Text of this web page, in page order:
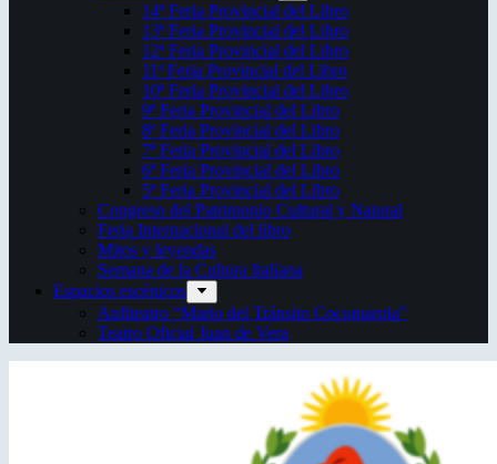
14ª Feria Provincial del Libro
13ª Feria Provincial del Libro
12ª Feria Provincial del Libro
11ª Feria Provincial del Libro
10ª Feria Provincial del Libro
9ª Feria Provincial del Libro
8ª Feria Provincial del Libro
7ª Feria Provincial del Libro
6ª Feria Provincial del Libro
5ª Feria Provincial del Libro
Congreso del Patrimonio Cultural y Natural
Feria Internacional del libro
Mitos y leyendas
Semana de la Cultura Italiana
Espacios escénicos
Anfiteatro “Mario del Tránsito Cocomarola”
Teatro Oficial Juan de Vera